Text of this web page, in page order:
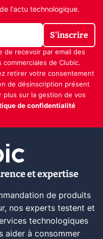
l'actu technologique.
S'inscrire
de recevoir par email des
de Clubic.
retirer votre consentement
de désinscription présent
plus sur la gestion de vos
de confidentialité
et expertise
de produits
nos experts testent et
technologiques
aider à consommer